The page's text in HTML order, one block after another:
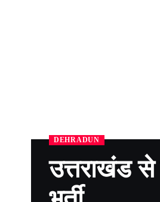
DEHRADUN
उत्तराखंड से